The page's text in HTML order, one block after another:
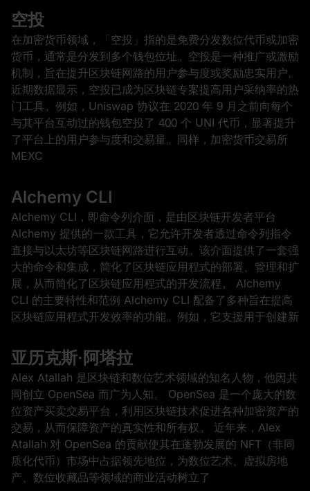
空投
在加密货币领域，「空投」指的是免费分发数位代币或加密
货币，通常是分发到多个钱包位址。空投是一种推广或激励
机制，旨在提升区块链网路的用户参与度或奖励忠实用户。
近期数据显示，空投已成为区块链专案提高用户采纳率的热
门工具。例如，Uniswap 协议在 2020 年 9 月之前向每个
与其平台互动过的钱包空投了 400 个 UNI 代币，显著提升
了平台上的用户参与度和交易量。同样，加密货币交易所
MEXC
Alchemy CLI
Alchemy CLI，即命令列介面，是由区块链开发者平台
Alchemy 提供的一款工具，它允许开发者透过命令列指令
直接与以太坊等区块链网路进行互动。该介面提供了一套强
大的命令和集成，简化了区块链应用程式的部署、管理和扩
展，从而简化了区块链应用程式的开发流程。 Alchemy
CLI 的主要特性和范例 Alchemy CLI 配备了多种旨在提高
区块链应用程式开发效率的功能。例如，它支援用于创建新
亚历克斯·阿塔拉
Alex Atallah 是区块链和数位艺术领域的知名人物，他因共
同创立 OpenSea 而广为人知。 OpenSea 是一个庞大的数
位资产买卖交易平台，利用区块链技术促进各种加密资产的
交易，从而保障资产的真实性和所有权。 近年来，Alex
Atallah 对 OpenSea 的贡献使其在蓬勃发展的 NFT（非同
质化代币）市场中占据领先地位，为数位艺术、虚拟房地
产、数位收藏品等领域的商业活动树立了